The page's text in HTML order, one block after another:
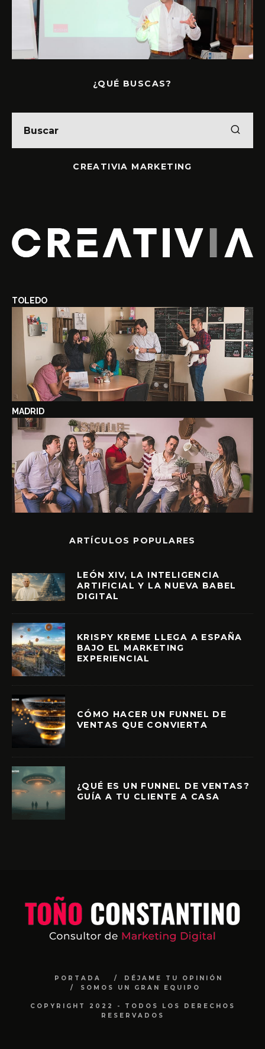
¿QUÉ BUSCAS?
CREATIVIA MARKETING
TOLEDO
MADRID
ARTÍCULOS POPULARES
LEÓN XIV, LA INTELIGENCIA
ARTIFICIAL Y LA NUEVA BABEL
DIGITAL
KRISPY KREME LLEGA A ESPAÑA
BAJO EL MARKETING
EXPERIENCIAL
CÓMO HACER UN FUNNEL DE
VENTAS QUE CONVIERTA
¿QUÉ ES UN FUNNEL DE VENTAS?
GUÍA A TU CLIENTE A CASA
PORTADA
DÉJAME TU OPINIÓN
SOMOS UN GRAN EQUIPO
COPYRIGHT 2022 - TODOS LOS DERECHOS
RESERVADOS